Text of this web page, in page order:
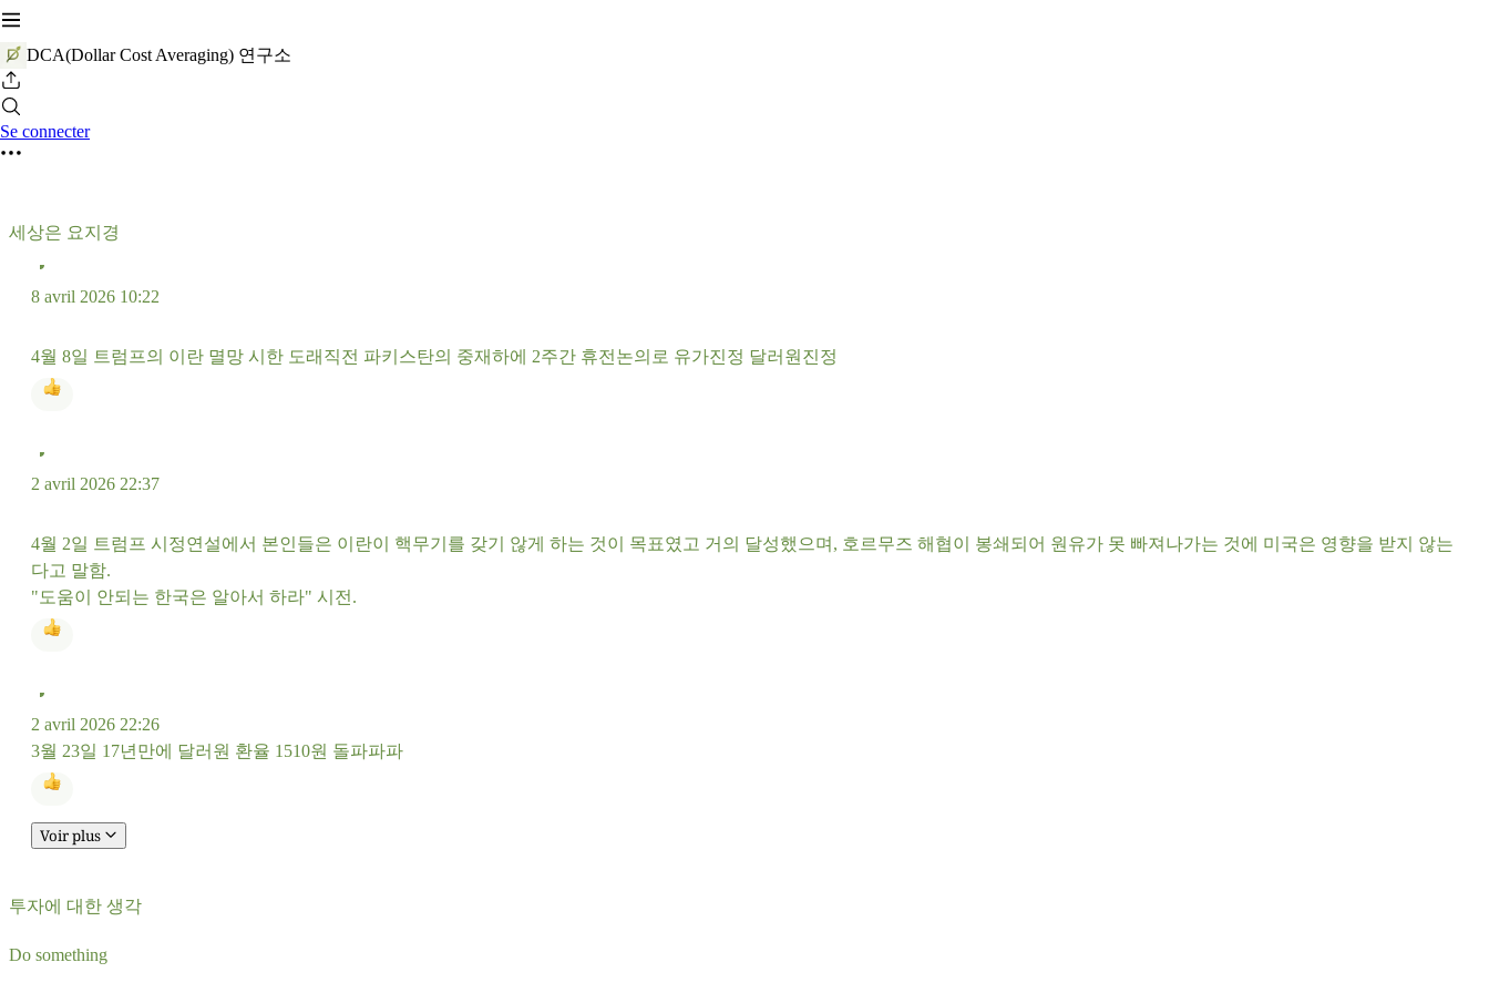
DCA(Dollar Cost Averaging) 연구소
Se connecter
세상은 요지경
8 avril 2026 10:22
4월 8일 트럼프의 이란 멸망 시한 도래직전 파키스탄의 중재하에 2주간 휴전논의로 유가진정 달러원진정
2 avril 2026 22:37
4월 2일 트럼프 시정연설에서 본인들은 이란이 핵무기를 갖기 않게 하는 것이 목표였고 거의 달성했으며, 호르무즈 해협이 봉쇄되어 원유가 못 빠져나가는 것에 미국은 영향을 받지 않는
다고 말함.
"도움이 안되는 한국은 알아서 하라" 시전.
2 avril 2026 22:26
3월 23일 17년만에 달러원 환율 1510원 돌파파파
Voir plus
투자에 대한 생각
Do something